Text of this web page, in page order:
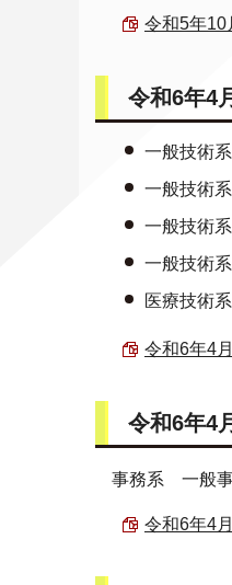
令和5年10
令和6年4
一般技術
一般技術
一般技術
一般技術
医療技術
令和6年4
令和6年4
事務系 一般
令和6年4